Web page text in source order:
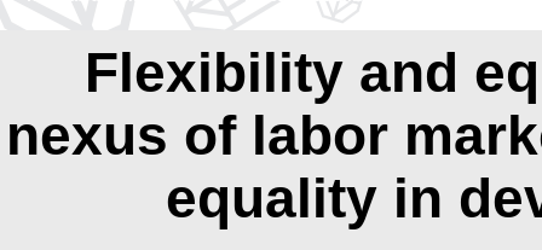
Flexibility and
nexus of labor
equality in